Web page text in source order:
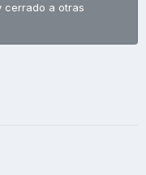
cerrado a otras